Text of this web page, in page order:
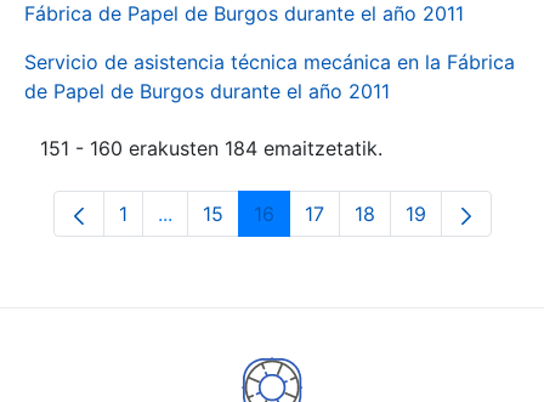
Fábrica de Papel de Burgos durante el año 2011
Servicio de asistencia técnica mecánica en la Fábrica
de Papel de Burgos durante el año 2011
151 - 160 erakusten 184 emaitzetatik.
Orrialdea
1 ...Intermediate Pages Use TAB to navigate.
Orrialdea
15 Orrialdea
16 Orrialdea
17 Orrialdea
18 Orrialdea
19